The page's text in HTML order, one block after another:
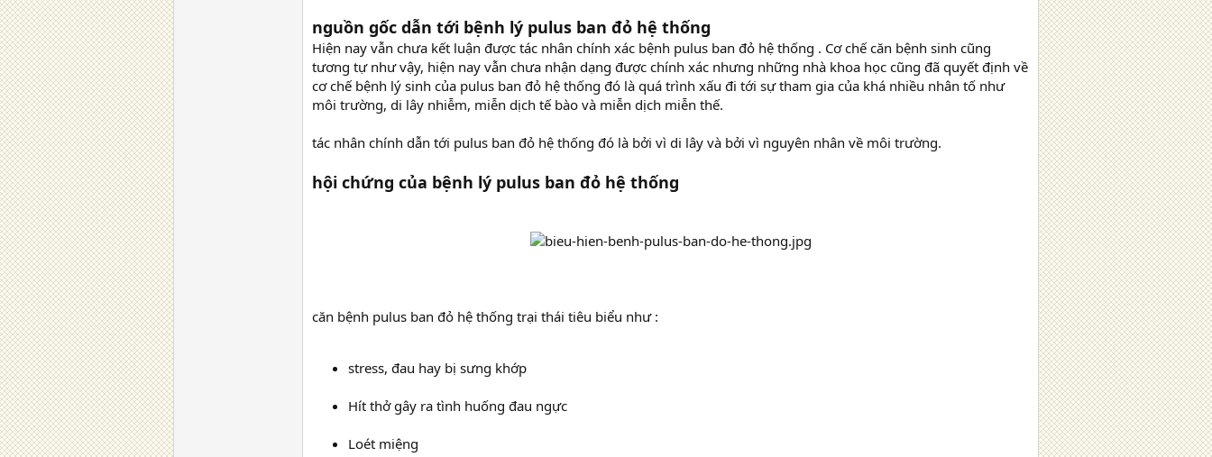
nguồn gốc dẫn tới bệnh lý pulus ban đỏ hệ thống
Hiện nay vẫn chưa kết luận được tác nhân chính xác bệnh pulus ban đỏ hệ thống . Cơ chế căn bệnh sinh cũng
tương tự như vậy, hiện nay vẫn chưa nhận dạng được chính xác nhưng những nhà khoa học cũng đã quyết định về
cơ chế bệnh lý sinh của pulus ban đỏ hệ thống đó là quá trình xấu đi tới sự tham gia của khá nhiều nhân tố như
môi trường, di lây nhiễm, miễn dịch tế bào và miễn dịch miễn thế.
tác nhân chính dẫn tới pulus ban đỏ hệ thống đó là bởi vì di lây và bởi vì nguyên nhân về môi trường.
hội chứng của bệnh lý pulus ban đỏ hệ thống
căn bệnh pulus ban đỏ hệ thống trại thái tiêu biểu như :
stress, đau hay bị sưng khớp
Hít thở gây ra tình huống đau ngực
Loét miệng